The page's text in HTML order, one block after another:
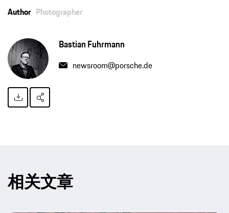
Author Photographer
Bastian Fuhrmann
newsroom@porsche.de
相关文章